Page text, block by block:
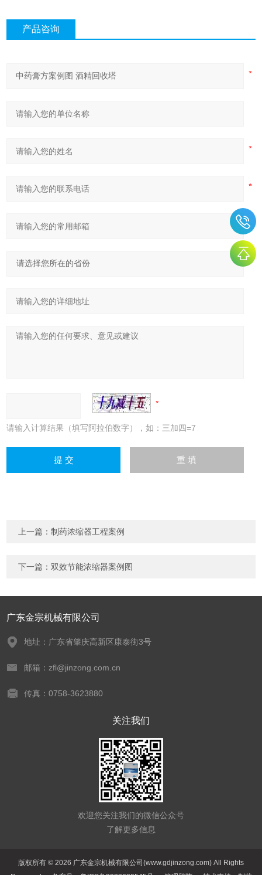
产品咨询
请输入计算结果（填写阿拉伯数字），如：三加四=7
上一篇：制药浓缩器工程案例
下一篇：双效节能浓缩器案例图
广东金宗机械有限公司
地址：广东省肇庆高新区康泰街3号
邮箱：zfl@jinzong.com.cn
传真：0758-3623880
关注我们
欢迎您关注我们的微信公众号
了解更多信息
版权所有 © 2026 广东金宗机械有限公司(www.gdjinzong.com) All Rights